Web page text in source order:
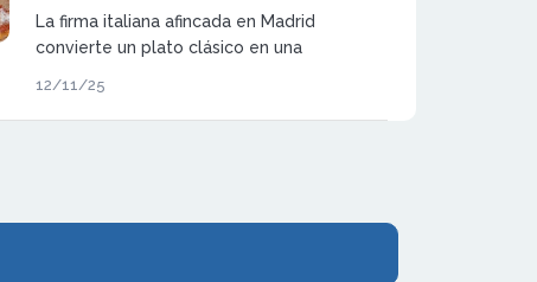
La firma italiana afincada en Madrid
convierte un plato clásico en una
contemporánea.
12/11/25